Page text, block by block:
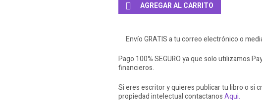
AGREGAR AL CARRITO
Envío GRATIS a tu correo electrónico o
Pago 100% SEGURO ya que solo utilizamos
financieros.
Si eres escritor y quieres publicar tu libro o si
propiedad intelectual contactanosAqui.